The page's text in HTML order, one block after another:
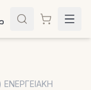
ΕΝΕΡΓΕΙΑΚΗ